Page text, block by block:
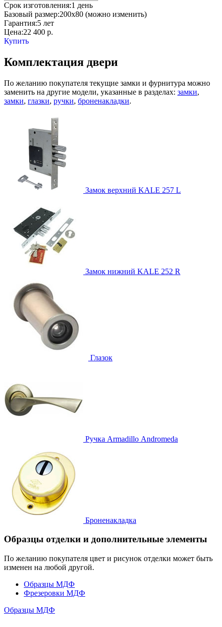
Срок изготовления:1 день
Базовый размер:200x80 (можно изменить)
Гарантия:5 лет
Цена:22 400 р.
Купить
Комплектация двери
По желанию покупателя текущие замки и фурнитура можно
заменить на другие модели, указанные в разделах: замки,
замки, глазки, ручки, броненакладки.
Замок верхний KALE 257 L
Замок нижний KALE 252 R
Глазок
Ручка Armadillo Аndromeda
Броненакладка
Образцы отделки и дополнительные элементы
По желанию покупателя цвет и рисунок отделки может быть
изменен на любой другой.
Образцы МДФ
Фрезеровки МДФ
Образцы МДФ